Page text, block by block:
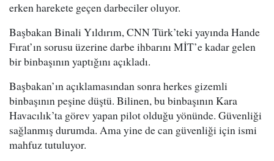
erken harekete geçen darbeciler oluyor.
Başbakan Binali Yıldırım, CNN Türk’teki yayında Hande
Fırat’ın sorusu üzerine darbe ihbarını MİT’e kadar gelen
bir binbaşının yaptığını açıkladı.
Başbakan’ın açıklamasından sonra herkes gizemli
binbaşının peşine düştü. Bilinen, bu binbaşının Kara
Havacılık’ta görev yapan pilot olduğu yönünde. Güvenliği
sağlanmış durumda. Ama yine de can güvenliği için ismi
mahfuz tutuluyor.